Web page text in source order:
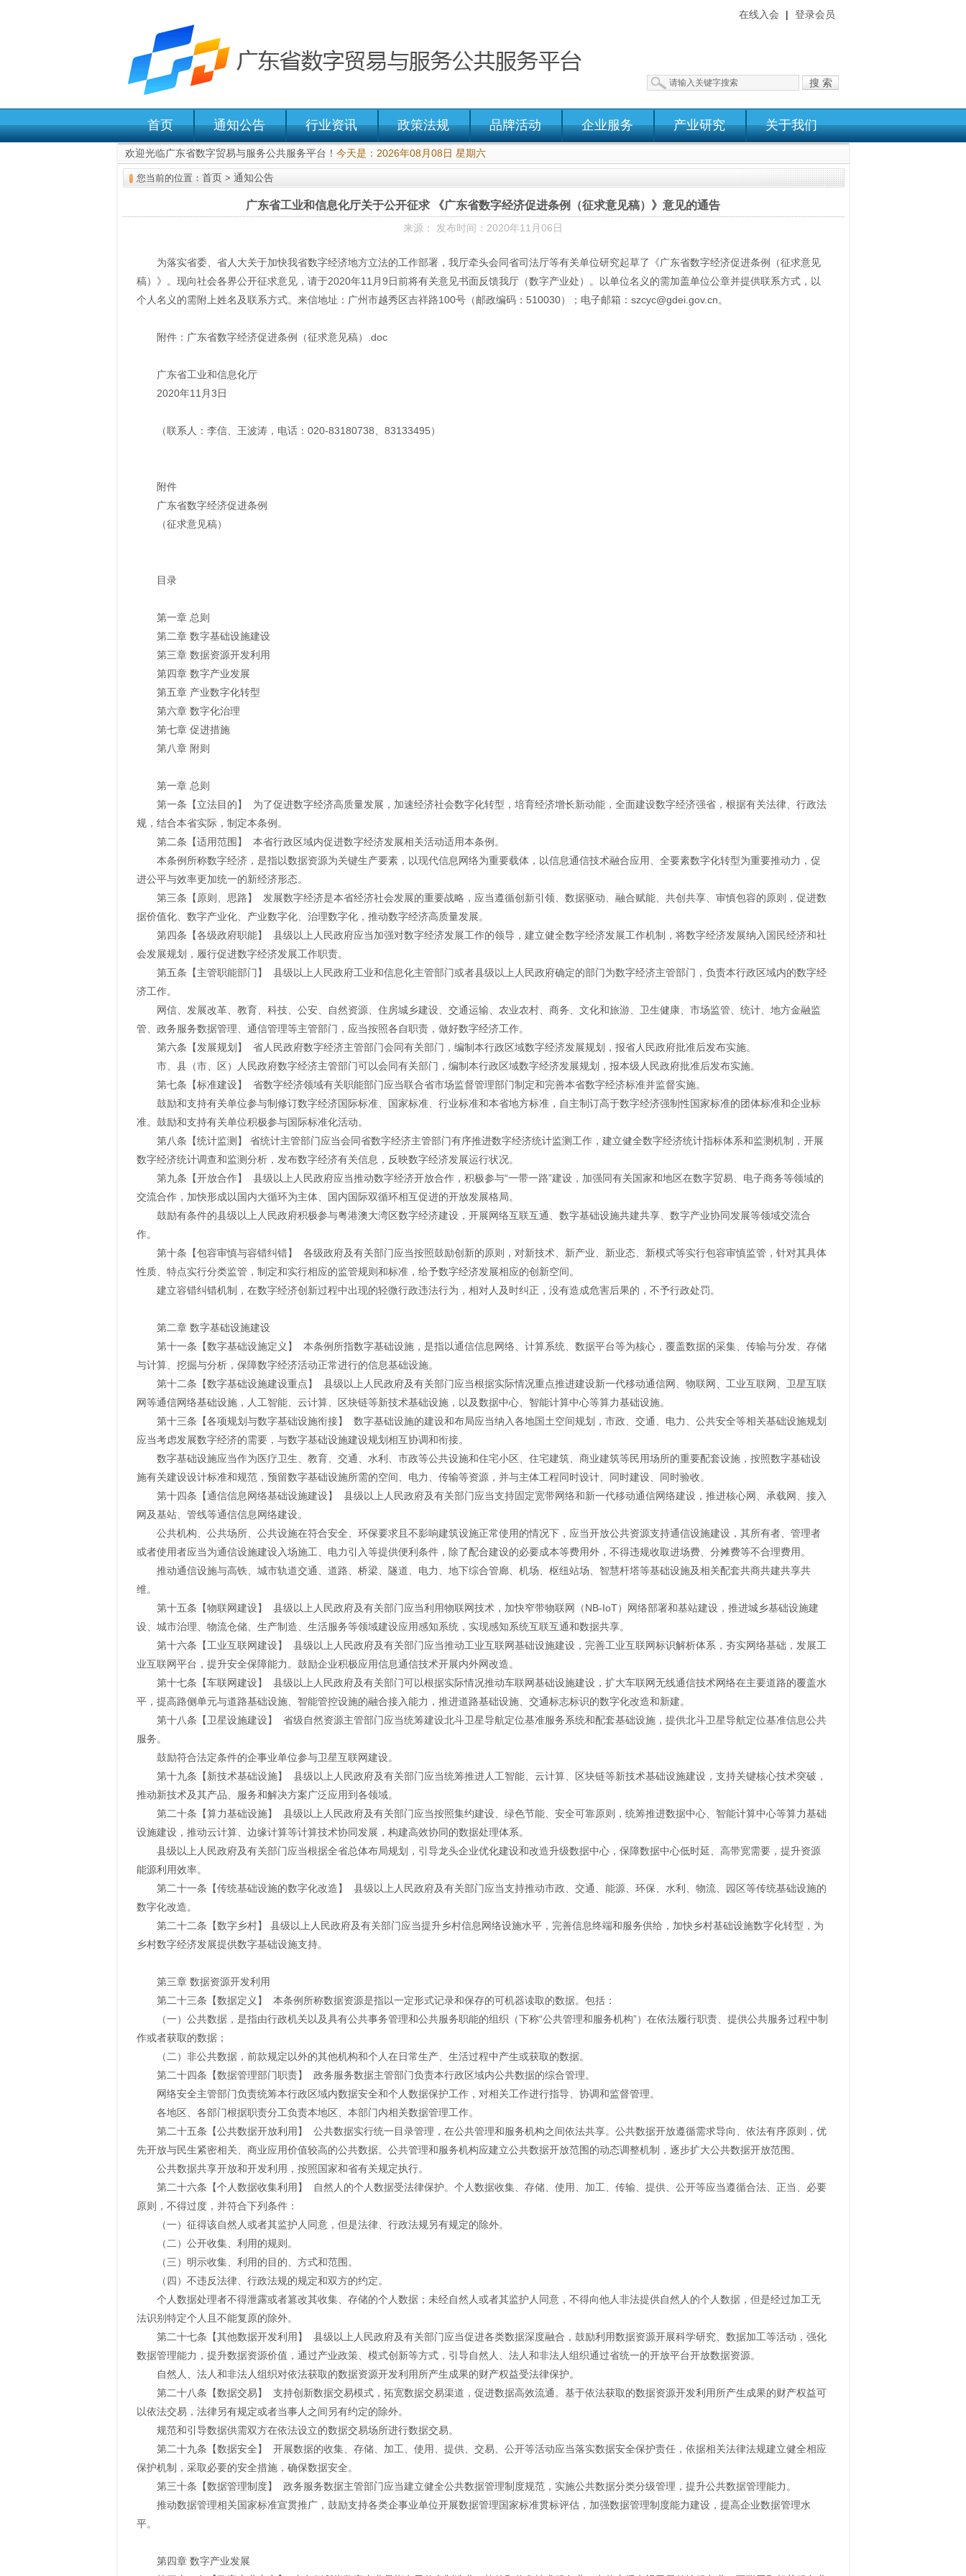
在线入会 | 登录会员
搜 索
首页 通知公告 行业资讯 政策法规 品牌活动 企业服务 产业研究 关于我们
欢迎光临广东省数字贸易与服务公共服务平台！ 今天是：2026年08月08日 星期六
您当前的位置： 首页 > 通知公告
广东省工业和信息化厅关于公开征求 《广东省数字经济促进条例（征求意见稿）》意见的通告
来源： 发布时间：2020年11月06日
为落实省委、省人大关于加快我省数字经济地方立法的工作部署，我厅牵头会同省司法厅等有关单位研究起草了《广东省数字经济促进条例（征求意见
稿）》。现向社会各界公开征求意见，请于2020年11月9日前将有关意见书面反馈我厅（数字产业处）。以单位名义的需加盖单位公章并提供联系方式，以
个人名义的需附上姓名及联系方式。来信地址：广州市越秀区吉祥路100号（邮政编码：510030）；电子邮箱：szcyc@gdei.gov.cn。
附件：广东省数字经济促进条例（征求意见稿）.doc
广东省工业和信息化厅
2020年11月3日
（联系人：李信、王波涛，电话：020-83180738、83133495）
附件
广东省数字经济促进条例
（征求意见稿）
目录
第一章 总则
第二章 数字基础设施建设
第三章 数据资源开发利用
第四章 数字产业发展
第五章 产业数字化转型
第六章 数字化治理
第七章 促进措施
第八章 附则
第一章 总则
第一条【立法目的】 为了促进数字经济高质量发展，加速经济社会数字化转型，培育经济增长新动能，全面建设数字经济强省，根据有关法律、行政法
规，结合本省实际，制定本条例。
第二条【适用范围】 本省行政区域内促进数字经济发展相关活动适用本条例。
本条例所称数字经济，是指以数据资源为关键生产要素，以现代信息网络为重要载体，以信息通信技术融合应用、全要素数字化转型为重要推动力，促
进公平与效率更加统一的新经济形态。
第三条【原则、思路】 发展数字经济是本省经济社会发展的重要战略，应当遵循创新引领、数据驱动、融合赋能、共创共享、审慎包容的原则，促进数
据价值化、数字产业化、产业数字化、治理数字化，推动数字经济高质量发展。
第四条【各级政府职能】 县级以上人民政府应当加强对数字经济发展工作的领导，建立健全数字经济发展工作机制，将数字经济发展纳入国民经济和社
会发展规划，履行促进数字经济发展工作职责。
第五条【主管职能部门】 县级以上人民政府工业和信息化主管部门或者县级以上人民政府确定的部门为数字经济主管部门，负责本行政区域内的数字经
济工作。
网信、发展改革、教育、科技、公安、自然资源、住房城乡建设、交通运输、农业农村、商务、文化和旅游、卫生健康、市场监管、统计、地方金融监
管、政务服务数据管理、通信管理等主管部门，应当按照各自职责，做好数字经济工作。
第六条【发展规划】 省人民政府数字经济主管部门会同有关部门，编制本行政区域数字经济发展规划，报省人民政府批准后发布实施。
市、县（市、区）人民政府数字经济主管部门可以会同有关部门，编制本行政区域数字经济发展规划，报本级人民政府批准后发布实施。
第七条【标准建设】 省数字经济领域有关职能部门应当联合省市场监督管理部门制定和完善本省数字经济标准并监督实施。
鼓励和支持有关单位参与制修订数字经济国际标准、国家标准、行业标准和本省地方标准，自主制订高于数字经济强制性国家标准的团体标准和企业标
准。鼓励和支持有关单位积极参与国际标准化活动。
第八条【统计监测】 省统计主管部门应当会同省数字经济主管部门有序推进数字经济统计监测工作，建立健全数字经济统计指标体系和监测机制，开展
数字经济统计调查和监测分析，发布数字经济有关信息，反映数字经济发展运行状况。
第九条【开放合作】 县级以上人民政府应当推动数字经济开放合作，积极参与“一带一路”建设，加强同有关国家和地区在数字贸易、电子商务等领域的
交流合作，加快形成以国内大循环为主体、国内国际双循环相互促进的开放发展格局。
鼓励有条件的县级以上人民政府积极参与粤港澳大湾区数字经济建设，开展网络互联互通、数字基础设施共建共享、数字产业协同发展等领域交流合
作。
第十条【包容审慎与容错纠错】 各级政府及有关部门应当按照鼓励创新的原则，对新技术、新产业、新业态、新模式等实行包容审慎监管，针对其具体
性质、特点实行分类监管，制定和实行相应的监管规则和标准，给予数字经济发展相应的创新空间。
建立容错纠错机制，在数字经济创新过程中出现的轻微行政违法行为，相对人及时纠正，没有造成危害后果的，不予行政处罚。
第二章 数字基础设施建设
第十一条【数字基础设施定义】 本条例所指数字基础设施，是指以通信信息网络、计算系统、数据平台等为核心，覆盖数据的采集、传输与分发、存储
与计算、挖掘与分析，保障数字经济活动正常进行的信息基础设施。
第十二条【数字基础设施建设重点】 县级以上人民政府及有关部门应当根据实际情况重点推进建设新一代移动通信网、物联网、工业互联网、卫星互联
网等通信网络基础设施，人工智能、云计算、区块链等新技术基础设施，以及数据中心、智能计算中心等算力基础设施。
第十三条【各项规划与数字基础设施衔接】 数字基础设施的建设和布局应当纳入各地国土空间规划，市政、交通、电力、公共安全等相关基础设施规划
应当考虑发展数字经济的需要，与数字基础设施建设规划相互协调和衔接。
数字基础设施应当作为医疗卫生、教育、交通、水利、市政等公共设施和住宅小区、住宅建筑、商业建筑等民用场所的重要配套设施，按照数字基础设
施有关建设设计标准和规范，预留数字基础设施所需的空间、电力、传输等资源，并与主体工程同时设计、同时建设、同时验收。
第十四条【通信信息网络基础设施建设】 县级以上人民政府及有关部门应当支持固定宽带网络和新一代移动通信网络建设，推进核心网、承载网、接入
网及基站、管线等通信信息网络建设。
公共机构、公共场所、公共设施在符合安全、环保要求且不影响建筑设施正常使用的情况下，应当开放公共资源支持通信设施建设，其所有者、管理者
或者使用者应当为通信设施建设入场施工、电力引入等提供便利条件，除了配合建设的必要成本等费用外，不得违规收取进场费、分摊费等不合理费用。
推动通信设施与高铁、城市轨道交通、道路、桥梁、隧道、电力、地下综合管廊、机场、枢纽站场、智慧杆塔等基础设施及相关配套共商共建共享共
维。
第十五条【物联网建设】 县级以上人民政府及有关部门应当利用物联网技术，加快窄带物联网（NB-IoT）网络部署和基站建设，推进城乡基础设施建
设、城市治理、物流仓储、生产制造、生活服务等领域建设应用感知系统，实现感知系统互联互通和数据共享。
第十六条【工业互联网建设】 县级以上人民政府及有关部门应当推动工业互联网基础设施建设，完善工业互联网标识解析体系，夯实网络基础，发展工
业互联网平台，提升安全保障能力。鼓励企业积极应用信息通信技术开展内外网改造。
第十七条【车联网建设】 县级以上人民政府及有关部门可以根据实际情况推动车联网基础设施建设，扩大车联网无线通信技术网络在主要道路的覆盖水
平，提高路侧单元与道路基础设施、智能管控设施的融合接入能力，推进道路基础设施、交通标志标识的数字化改造和新建。
第十八条【卫星设施建设】 省级自然资源主管部门应当统筹建设北斗卫星导航定位基准服务系统和配套基础设施，提供北斗卫星导航定位基准信息公共
服务。
鼓励符合法定条件的企事业单位参与卫星互联网建设。
第十九条【新技术基础设施】 县级以上人民政府及有关部门应当统筹推进人工智能、云计算、区块链等新技术基础设施建设，支持关键核心技术突破，
推动新技术及其产品、服务和解决方案广泛应用到各领域。
第二十条【算力基础设施】 县级以上人民政府及有关部门应当按照集约建设、绿色节能、安全可靠原则，统筹推进数据中心、智能计算中心等算力基础
设施建设，推动云计算、边缘计算等计算技术协同发展，构建高效协同的数据处理体系。
县级以上人民政府及有关部门应当根据全省总体布局规划，引导龙头企业优化建设和改造升级数据中心，保障数据中心低时延、高带宽需要，提升资源
能源利用效率。
第二十一条【传统基础设施的数字化改造】 县级以上人民政府及有关部门应当支持推动市政、交通、能源、环保、水利、物流、园区等传统基础设施的
数字化改造。
第二十二条【数字乡村】 县级以上人民政府及有关部门应当提升乡村信息网络设施水平，完善信息终端和服务供给，加快乡村基础设施数字化转型，为
乡村数字经济发展提供数字基础设施支持。
第三章 数据资源开发利用
第二十三条【数据定义】 本条例所称数据资源是指以一定形式记录和保存的可机器读取的数据。包括：
（一）公共数据，是指由行政机关以及具有公共事务管理和公共服务职能的组织（下称“公共管理和服务机构”）在依法履行职责、提供公共服务过程中制
作或者获取的数据；
（二）非公共数据，前款规定以外的其他机构和个人在日常生产、生活过程中产生或获取的数据。
第二十四条【数据管理部门职责】 政务服务数据主管部门负责本行政区域内公共数据的综合管理。
网络安全主管部门负责统筹本行政区域内数据安全和个人数据保护工作，对相关工作进行指导、协调和监督管理。
各地区、各部门根据职责分工负责本地区、本部门内相关数据管理工作。
第二十五条【公共数据开放利用】 公共数据实行统一目录管理，在公共管理和服务机构之间依法共享。公共数据开放遵循需求导向、依法有序原则，优
先开放与民生紧密相关、商业应用价值较高的公共数据。公共管理和服务机构应建立公共数据开放范围的动态调整机制，逐步扩大公共数据开放范围。
公共数据共享开放和开发利用，按照国家和省有关规定执行。
第二十六条【个人数据收集利用】 自然人的个人数据受法律保护。个人数据收集、存储、使用、加工、传输、提供、公开等应当遵循合法、正当、必要
原则，不得过度，并符合下列条件：
（一）征得该自然人或者其监护人同意，但是法律、行政法规另有规定的除外。
（二）公开收集、利用的规则。
（三）明示收集、利用的目的、方式和范围。
（四）不违反法律、行政法规的规定和双方的约定。
个人数据处理者不得泄露或者篡改其收集、存储的个人数据；未经自然人或者其监护人同意，不得向他人非法提供自然人的个人数据，但是经过加工无
法识别特定个人且不能复原的除外。
第二十七条【其他数据开发利用】 县级以上人民政府及有关部门应当促进各类数据深度融合，鼓励利用数据资源开展科学研究、数据加工等活动，强化
数据管理能力，提升数据资源价值，通过产业政策、模式创新等方式，引导自然人、法人和非法人组织通过省统一的开放平台开放数据资源。
自然人、法人和非法人组织对依法获取的数据资源开发利用所产生成果的财产权益受法律保护。
第二十八条【数据交易】 支持创新数据交易模式，拓宽数据交易渠道，促进数据高效流通。基于依法获取的数据资源开发利用所产生成果的财产权益可
以依法交易，法律另有规定或者当事人之间另有约定的除外。
规范和引导数据供需双方在依法设立的数据交易场所进行数据交易。
第二十九条【数据安全】 开展数据的收集、存储、加工、使用、提供、交易、公开等活动应当落实数据安全保护责任，依据相关法律法规建立健全相应
保护机制，采取必要的安全措施，确保数据安全。
第三十条【数据管理制度】 政务服务数据主管部门应当建立健全公共数据管理制度规范，实施公共数据分类分级管理，提升公共数据管理能力。
推动数据管理相关国家标准宣贯推广，鼓励支持各类企事业单位开展数据管理国家标准贯标评估，加强数据管理制度能力建设，提高企业数据管理水
平。
第四章 数字产业发展